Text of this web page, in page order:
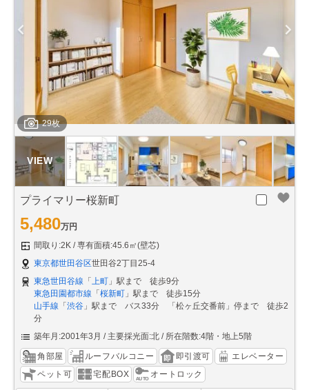
29枚
プライマリー桜新町
5,480万円
間取り:2K
専有面積:45.6㎡(壁芯)
東京都世田谷区世田谷2丁目25-4
東急世田谷線 「 上町 」駅まで 徒歩9分
東急田園都市線 「桜新町 」駅まで 徒歩15分
山手線 「渋谷 」駅まで バス33分 「松ヶ丘交番前」停まで 徒歩2
分
築年月:2001年3月
主要採光面:北 所在階数:4階・地上5階
角部屋 ルーフバルコニー 即引渡可
エレベーター
ペット可
宅配BOX オートロック